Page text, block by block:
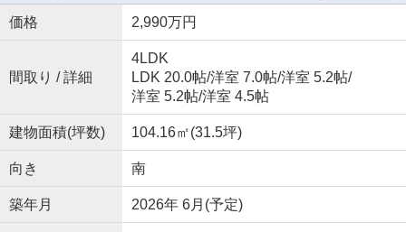
価格 2,990万円
間取り / 詳細
4LDK
LDK 20.0帖/洋室 7.0帖/洋室 5.2帖/
洋室 5.2帖/洋室 4.5帖
建物面積(坪数) 104.16㎡(31.5坪)
向き 南
築年月 2026年 6月(予定)